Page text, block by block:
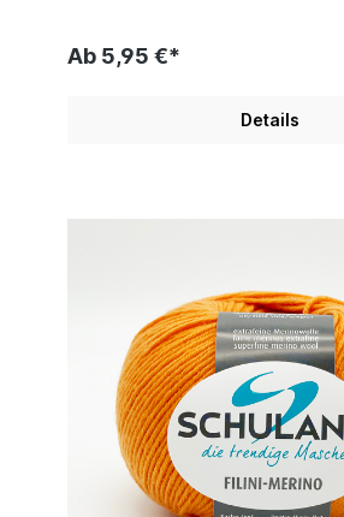
Ab 5,95 €*
Details